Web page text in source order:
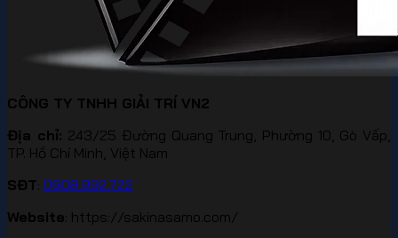
CÔNG TY TNHH GIẢI TRÍ VN2
Địa chỉ: 243/25 Đường Quang Trung, Phường 10, Gò Vấp,
TP. Hồ Chí Minh, Việt Nam
SĐT 0908.992.722
Website : https://sakinasamo.com/